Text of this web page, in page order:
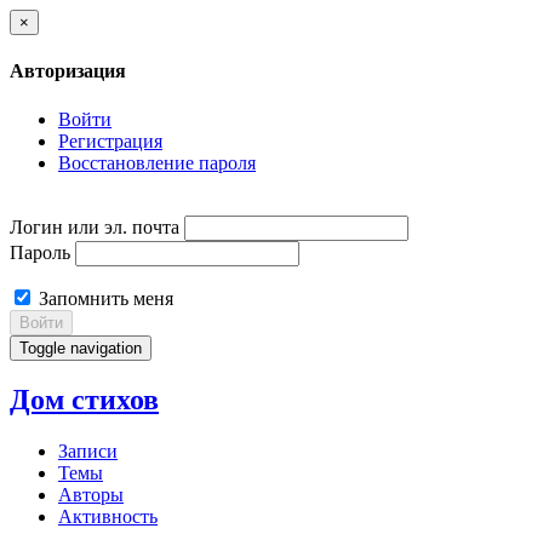
×
Авторизация
Войти
Регистрация
Восстановление пароля
Логин или эл. почта
Пароль
Запомнить меня
Войти
Toggle navigation
Дом стихов
Записи
Темы
Авторы
Активность